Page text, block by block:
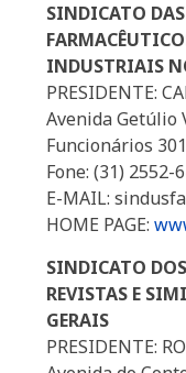
SINDICATO
INDUSTRIAIS
PRESIDENTE:
Avenida Getúlio
Funcionários
Fone: (31) 2552-
E-MAIL:
HOME PAGE:
SINDICATO
REVISTAS E
GERAIS
PRESIDENTE: